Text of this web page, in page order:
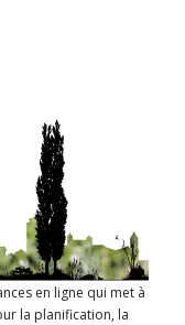
en ligne qui met à
la planification, la